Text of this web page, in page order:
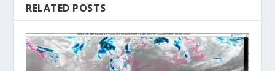
RELATED POSTS